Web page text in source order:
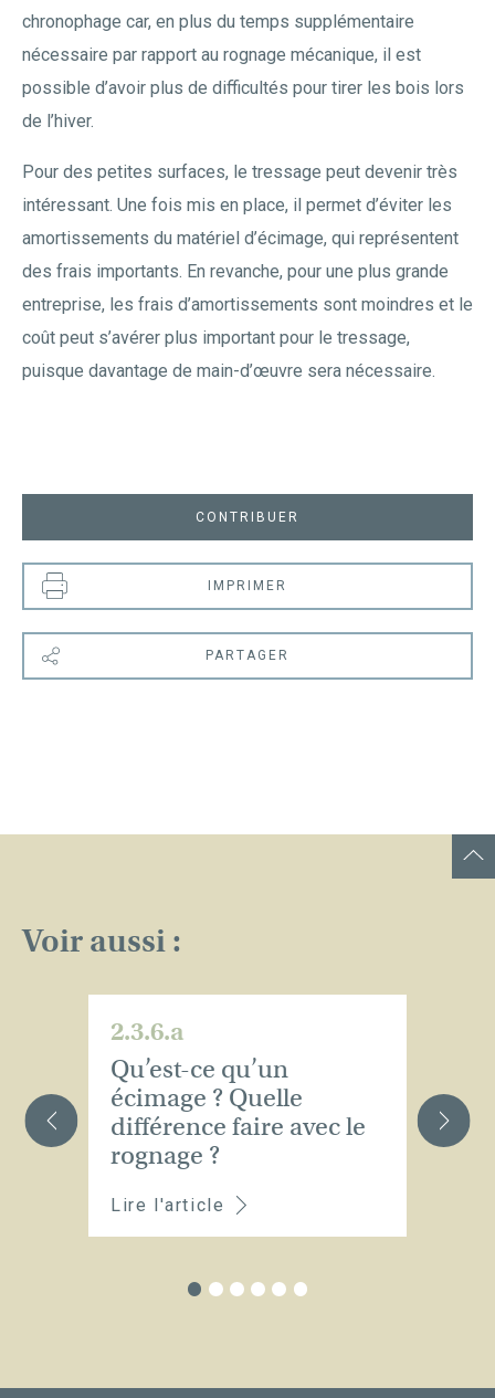
chronophage car, en plus du temps supplémentaire
nécessaire par rapport au rognage mécanique, il est
possible d’avoir plus de difficultés pour tirer les bois lors
de l’hiver.
Pour des petites surfaces, le tressage peut devenir très
intéressant. Une fois mis en place, il permet d’éviter les
amortissements du matériel d’écimage, qui représentent
des frais importants. En revanche, pour une plus grande
entreprise, les frais d’amortissements sont moindres et le
coût peut s’avérer plus important pour le tressage,
puisque davantage de main-d’œuvre sera nécessaire.
CONTRIBUER
IMPRIMER
PARTAGER
Voir aussi :
2.3.6.a
Qu’est-ce qu’un
écimage ? Quelle
différence faire avec le
rognage ?
Lire l'article